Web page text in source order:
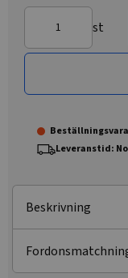
st
Beställningsvara
Leveranstid:
Beskrivning